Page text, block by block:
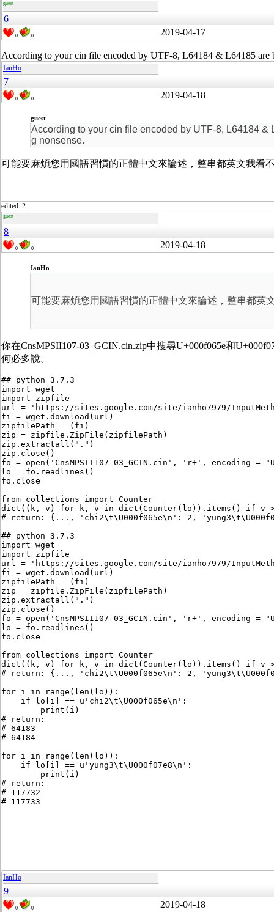
guest
6
0 0 2019-04-17
According to your cin file encoded by UTF-8, L64184 & L64185 are
IanHo
7
0 0 2019-04-18
guest
According to your cin file encoded by UTF-8, L64184
g nonsense.
可能要麻煩您用國語習慣的正體中文來論述，整串都英文我看
edited: 2
guest
8
0 0 2019-04-18
IanHo
可能要麻煩您用國語習慣的正體中文來論述，整串都英
你在CnsMPSII107-03_GCIN.cin.zip中搜尋U+000f065e和
何必多說。
## python 3.7.3
import wget
import zipfile
url = 'https://sites.google.com/site/ianho7979/
fi = wget.download(url)
zipfilePath = (fi)
zip = zipfile.ZipFile(zipfilePath)
zip.extractall(".")
zip.close()
fo = open('CnsMPSII107-03_GCIN.cin', 'r+', encoding =
lo = fo.readlines()
fo.close
from collections import Counter
dict((k, v) for k, v in dict(Counter(lo)).items() if v
# return: {..., 'chi2\t\U000f065e\n': 2,
## python 3.7.3
import wget
import zipfile
url = 'https://sites.google.com/site/ianho7979/
fi = wget.download(url)
zipfilePath = (fi)
zip = zipfile.ZipFile(zipfilePath)
zip.extractall(".")
zip.close()
fo = open('CnsMPSII107-03_GCIN.cin', 'r+', encoding =
lo = fo.readlines()
fo.close
from collections import Counter
dict((k, v) for k, v in dict(Counter(lo)).items() if v
# return: {..., 'chi2\t\U000f065e\n': 2,
for i in range(len(lo)):
if lo[i] == u'chi2\t\U000f065e\n':
print(i)
# return:
# 64183
# 64184
for i in range(len(lo)):
if lo[i] == u'yung3\t\U000f07e8\n':
print(i)
# return:
# 117732
# 117733
IanHo
9
0 0 2019-04-18